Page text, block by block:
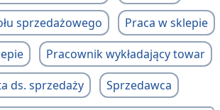
sprzedażowego
Praca w sklepie
Pracownik wykładający towar
ds. sprzedaży
Sprzedawca